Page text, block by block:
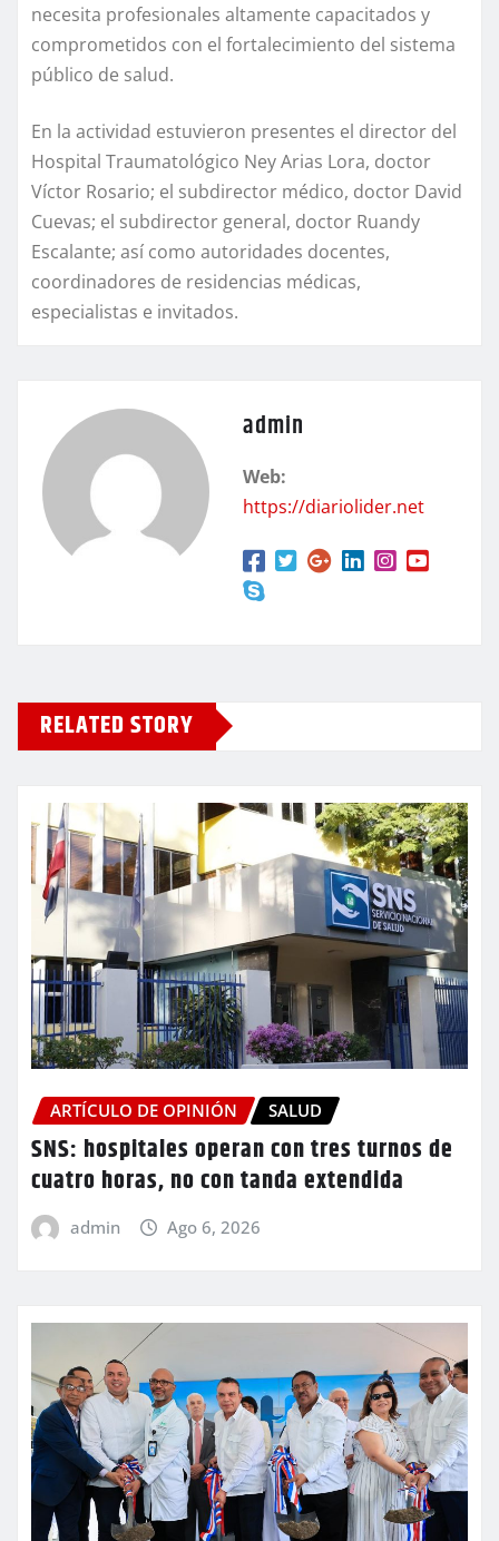
necesita profesionales altamente capacitados y
comprometidos con el fortalecimiento del sistema
público de salud.
En la actividad estuvieron presentes el director del
Hospital Traumatológico Ney Arias Lora, doctor
Víctor Rosario; el subdirector médico, doctor David
Cuevas; el subdirector general, doctor Ruandy
Escalante; así como autoridades docentes,
coordinadores de residencias médicas,
especialistas e invitados.
admin
Web:
https://diariolider.net
RELATED STORY
ARTÍCULO DE OPINIÓN SALUD
SNS: hospitales operan con tres turnos de
cuatro horas, no con tanda extendida
admin Ago 6, 2026